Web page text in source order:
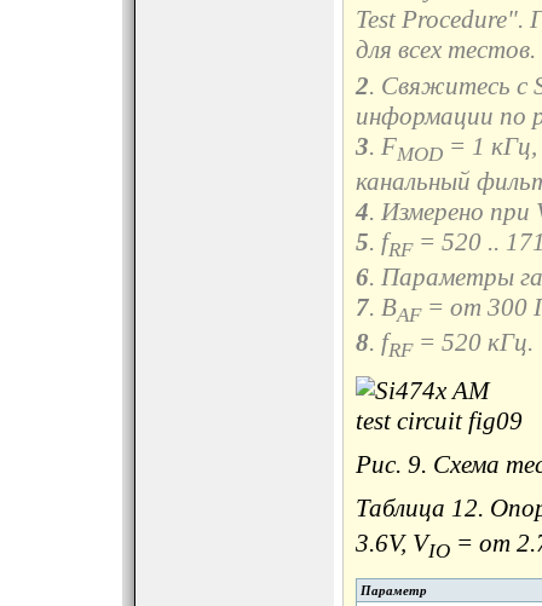
Test Procedure".
для всех
2. Свяжитесь с
информации по
3. FMOD = 1
канальный
4. Измерено при
5. fRF= 520 ..
6. Параметры
7. BAF= от 300
8. fRF= 520 кГц.
Рис. 9. Схема
Таблица 12.
3.6V, VIO = от
Параметр